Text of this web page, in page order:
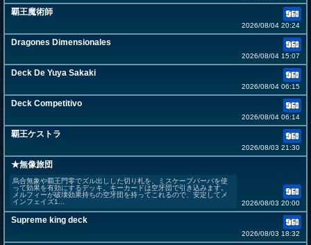
覇王魔術師
2026/08/04 20:24
Dragones Dimensionales
2026/08/04 15:07
Deck De Yuya Sakaki
2026/08/04 06:15
Deck Competitivo
2026/08/04 06:14
覇王ケストラ
2026/08/03 21:30
★無像旅団
烏合無象や覇王門零でズル出しした切り札を、ミスケープバーバを使
って効果を有効にするデッキ。キーカードは空牙団で引き込みます。
メルフィーが破壊効果持ちの空牙団を持ってこれるので、安定してメ
インフェイズ1...
2026/08/03 20:00
Supreme king deck
2026/08/03 18:32